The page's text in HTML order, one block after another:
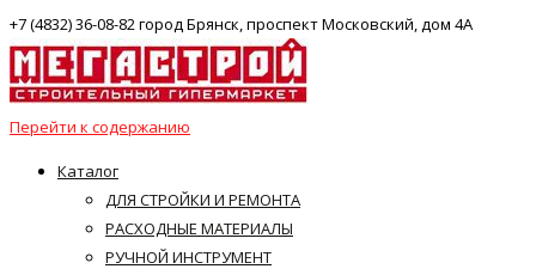
+7 (4832) 36-08-82 город Брянск, проспект Московский, дом 4А
Перейти к содержанию
Каталог
ДЛЯ СТРОЙКИ И РЕМОНТА
РАСХОДНЫЕ МАТЕРИАЛЫ
РУЧНОЙ ИНСТРУМЕНТ